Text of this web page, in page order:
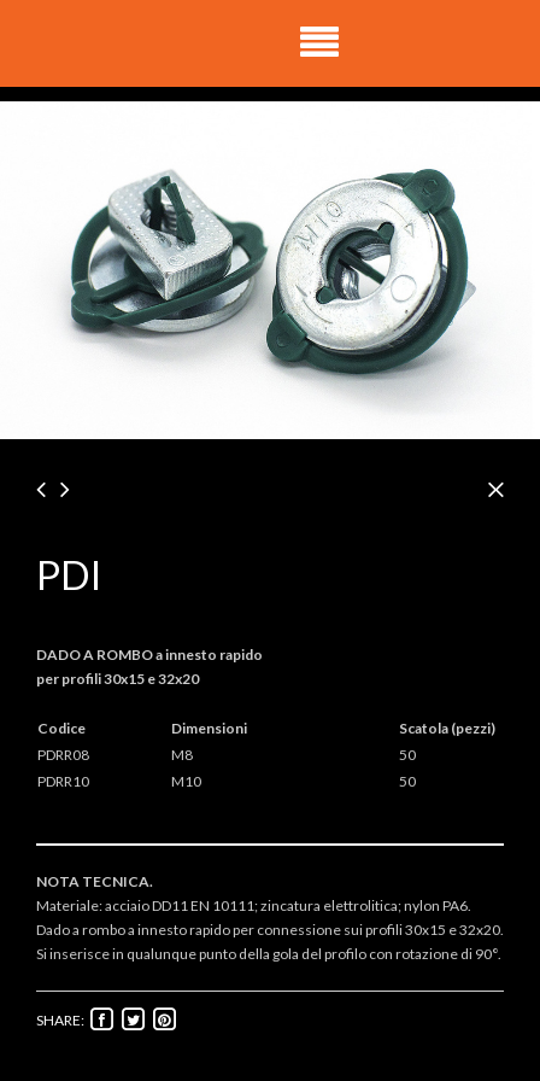
PDI
DADO A ROMBO a innesto rapido
per profili 30x15 e 32x20
Codice Dimensioni
Scatola (pezzi)
PDRR08
M8
50
PDRR10
M10 50
NOTA TECNICA.
Materiale: acciaio DD11 EN 10111; zincatura elettrolitica; nylon PA6.
Dado a rombo a innesto rapido per connessione sui profili 30x15 e 32x20.
Si inserisce in qualunque punto della gola del profilo con rotazione di 90°.
SHARE: